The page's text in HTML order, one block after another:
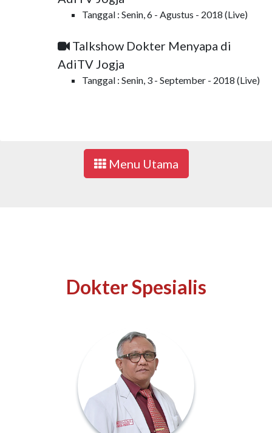
Tanggal : Senin, 6 - Agustus - 2018 (Live)
Talkshow Dokter Menyapa di
AdiTV Jogja
Tanggal : Senin, 3 - September - 2018 (Live)
Menu Utama
Dokter Spesialis